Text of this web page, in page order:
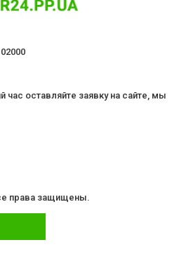
час оставляйте заявку на сайте, мы
права защищены.